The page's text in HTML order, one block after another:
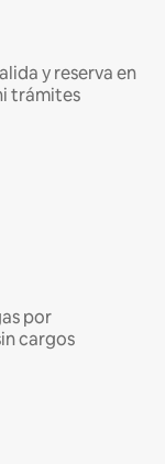
y reserva en
trámites
por
cargos